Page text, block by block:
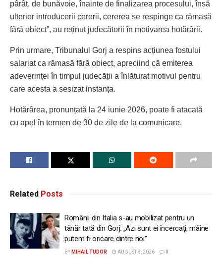
pârât, de bunăvoie, înainte de finalizarea procesului, însă
ulterior introducerii cererii, cererea se respinge ca rămasă
fără obiect”, au reținut judecătorii în motivarea hotărârii.
Prin urmare, Tribunalul Gorj a respins acțiunea fostului
salariat ca rămasă fără obiect, apreciind că emiterea
adeverinței în timpul judecății a înlăturat motivul pentru
care acesta a sesizat instanța.
Hotărârea, pronunțată la 24 iunie 2026, poate fi atacată
cu apel în termen de 30 de zile de la comunicare.
Related Posts
Românii din Italia s-au mobilizat pentru un
tânăr tată din Gorj: „Azi sunt ei încercați, mâine
putem fi oricare dintre noi”
BY MIHAIL TUDOR AUGUST 8, 2026 0